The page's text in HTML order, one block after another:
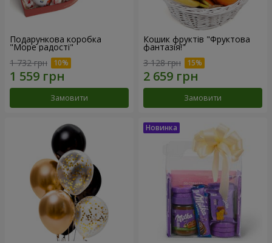
Подарункова коробка
"Море радості"
1 732 грн
Замовити
Кошик фруктів "Фруктова
фантазія!"
3 128 грн
Замовити